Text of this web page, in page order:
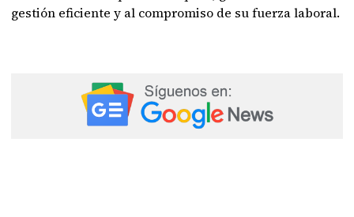
gestión eficiente y al compromiso de su fuerza laboral.